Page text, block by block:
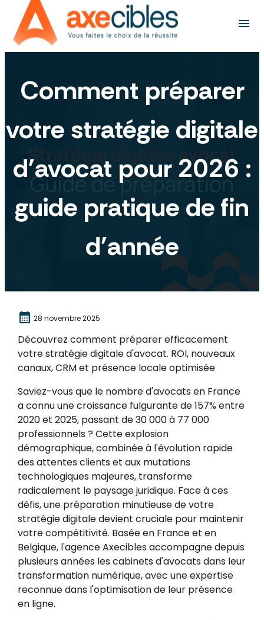
menu
Comment préparer
votre stratégie digitale
d'avocat pour 2026 :
guide pratique de fin
d'année
calendar_month 28 novembre 2025
Découvrez comment préparer efficacement
votre stratégie digitale d'avocat. ROI, nouveaux
canaux, CRM et présence locale optimisée
Saviez-vous que le nombre d'avocats en France
a connu une croissance fulgurante de 157% entre
2020 et 2025, passant de 30 000 à 77 000
professionnels ? Cette explosion
démographique, combinée à l'évolution rapide
des attentes clients et aux mutations
technologiques majeures, transforme
radicalement le paysage juridique. Face à ces
défis, une préparation minutieuse de votre
stratégie digitale devient cruciale pour maintenir
votre compétitivité. Basée en France et en
Belgique, l'agence Axecibles accompagne depuis
plusieurs années les cabinets d'avocats dans leur
transformation numérique, avec une expertise
reconnue dans l'optimisation de leur présence
en ligne.
Panneau de gestion des cookies